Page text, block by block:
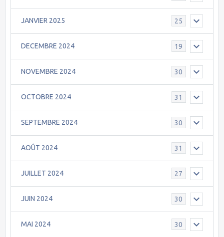
JANVIER 2025 25
DECEMBRE 2024 19
NOVEMBRE 2024 30
OCTOBRE 2024 31
SEPTEMBRE 2024 30
AOÛT 2024 31
JUILLET 2024 27
JUIN 2024 30
MAI 2024 30